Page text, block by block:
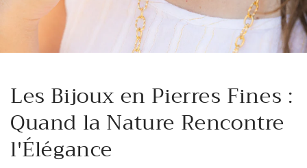
Les Bijoux en Pierres Fines :
Quand la Nature Rencontre
l'Élégance